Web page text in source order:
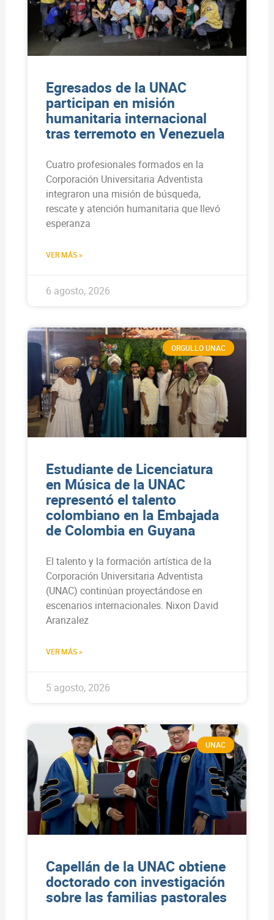
Egresados de la UNAC
participan en misión
humanitaria internacional
tras terremoto en Venezuela
Cuatro profesionales formados en la
Corporación Universitaria Adventista
integraron una misión de búsqueda,
rescate y atención humanitaria que llevó
esperanza
VER MÁS »
6 agosto, 2026
ORGULLO UNAC
Estudiante de Licenciatura
en Música de la UNAC
representó el talento
colombiano en la Embajada
de Colombia en Guyana
El talento y la formación artística de la
Corporación Universitaria Adventista
(UNAC) continúan proyectándose en
escenarios internacionales. Nixon David
Aranzalez
VER MÁS »
5 agosto, 2026
UNAC
Capellán de la UNAC obtiene
doctorado con investigación
sobre las familias pastorales